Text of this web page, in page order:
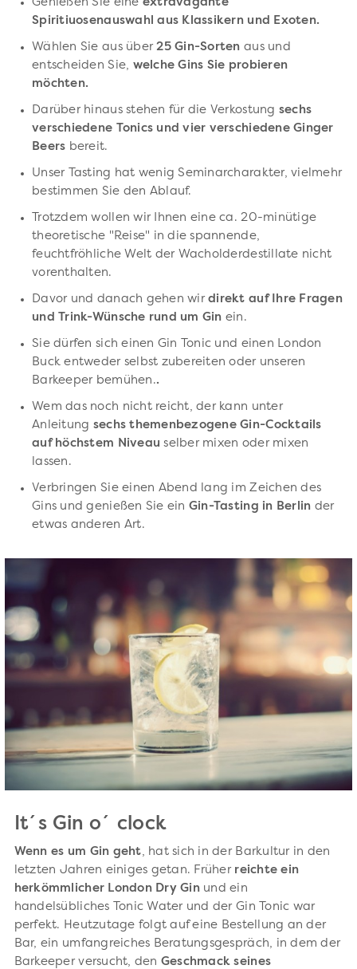
Genießen Sie eine extravagante
Spiritiuosenauswahl aus Klassikern und Exoten.
Wählen Sie aus über25 Gin-Sorten aus und
entscheiden Sie, welche Gins Sie probieren
möchten.
Darüber hinaus stehen für die Verkostung sechs
verschiedene Tonics und vier verschiedene Ginger
Beers bereit.
Unser Tasting hat wenig Seminarcharakter, vielmehr
bestimmen Sie den Ablauf.
Trotzdem wollen wir Ihnen eine ca. 20-minütige
theoretische "Reise" in die spannende,
feuchtfröhliche Welt der Wacholderdestillate nicht
vorenthalten.
Davor und danach gehen wirdirekt auf Ihre Fragen
und Trink-Wünsche rund um Gin ein.
Sie dürfen sich einen Gin Tonic und einen London
Buck entweder selbst zubereiten oder unseren
Barkeeper bemühen..
Wem das noch nicht reicht, der kann unter
Anleitung sechs themenbezogene Gin-Cocktails
auf höchstem Niveau selber mixen oder mixen
lassen.
Verbringen Sie einen Abend lang im Zeichen des
Gins und genießen Sie ein Gin-Tasting in Berlin der
etwas anderen Art.
It´s Gin o´ clock
Wenn es um Gin geht, hat sich in der Barkultur in den
letzten Jahren einiges getan. Früher reichte ein
herkömmlicher London Dry Ginund ein
handelsübliches Tonic Water und der Gin Tonic war
perfekt. Heutzutage folgt auf eine Bestellung an der
Bar, ein umfangreiches Beratungsgespräch, in dem der
Barkeeper versucht, den Geschmack seines